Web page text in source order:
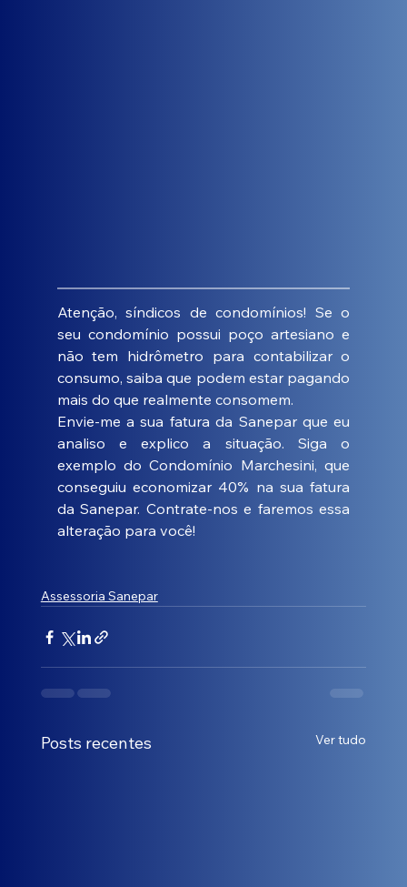
Atenção, síndicos de condomínios! Se o
seu condomínio possui poço artesiano e
não tem hidrômetro para contabilizar o
consumo, saiba que podem estar pagando
mais do que realmente consomem.
Envie-me a sua fatura da Sanepar que eu
analiso e explico a situação. Siga o
exemplo do Condomínio Marchesini, que
conseguiu economizar 40% na sua fatura
da Sanepar. Contrate-nos e faremos essa
alteração para você!
Assessoria Sanepar
Posts recentes Ver tudo